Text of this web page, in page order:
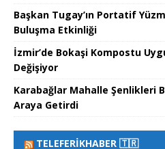
Başkan Tugay’ın Portatif
Buluşma Etkinliği
İzmir’de Bokaşi Kompostu
Değişiyor
Karabağlar Mahalle Şenlikleri
Araya Getirdi
TELEFERIKHABER 🇹🇷